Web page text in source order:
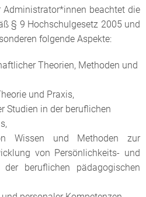
Administrator*innen beachtet die
§ 9 Hochschulgesetz 2005 und
folgende Aspekte:
Theorien, Methoden und
und Praxis,
Studien in der beruflichen
Wissen und Methoden zur
von Persönlichkeits- und
beruflichen pädagogischen